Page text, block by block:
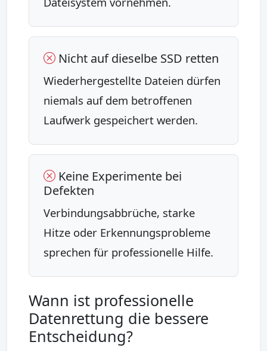
Nicht auf dieselbe SSD retten
Wiederhergestellte Dateien dürfen
niemals auf dem betroffenen
Laufwerk gespeichert werden.
Keine Experimente bei
Defekten
Verbindungsabbrüche, starke
Hitze oder Erkennungsprobleme
sprechen für professionelle Hilfe.
Wann ist professionelle
Datenrettung die bessere
Entscheidung?